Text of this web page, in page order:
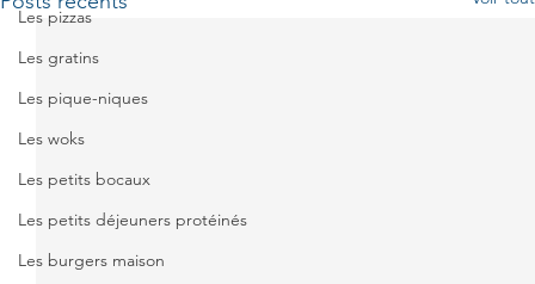
Les pizzas
Les gratins
Les pique-niques
Les woks
Les petits bocaux
Les petits déjeuners protéinés
Les burgers maison